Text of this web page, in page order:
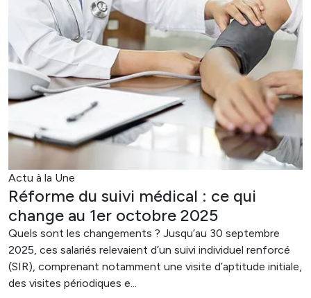
Actu à la Une
Réforme du suivi médical : ce qui
change au 1er octobre 2025
Quels sont les changements ? Jusqu’au 30 septembre
2025, ces salariés relevaient d’un suivi individuel renforcé
(SIR), comprenant notamment une visite d’aptitude initiale,
des visites périodiques e...